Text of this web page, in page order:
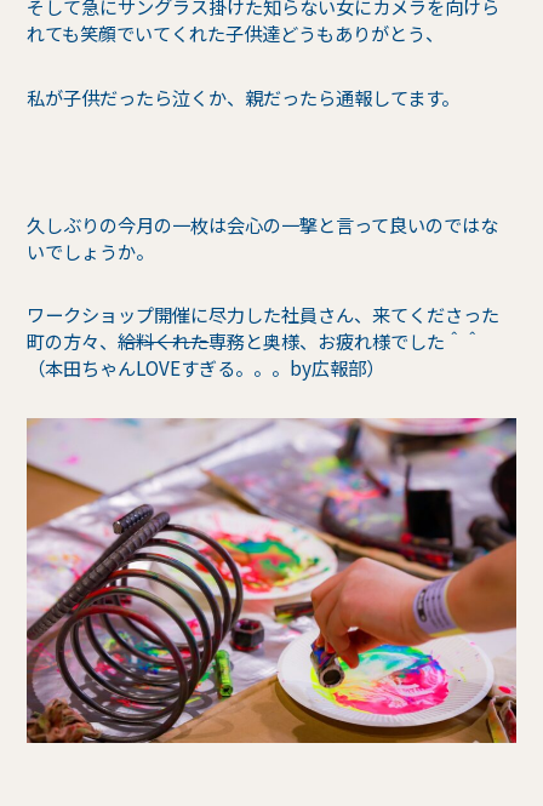
そして急にサングラス掛けた知らない女にカメラを向けら
れても笑顔でいてくれた子供達どうもありがとう、
私が子供だったら泣くか、親だったら通報してます。
久しぶりの今月の一枚は会心の一撃と言って良いのではな
いでしょうか。
ワークショップ開催に尽力した社員さん、来てくださった
町の方々、給料くれた専務と奥様、お疲れ様でした＾＾
（本田ちゃんLOVEすぎる。。。by広報部）